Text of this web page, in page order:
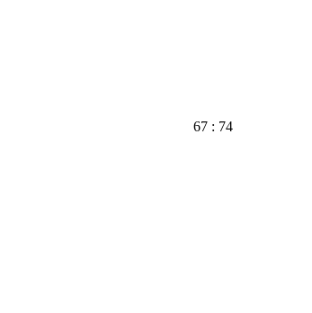
67 : 74